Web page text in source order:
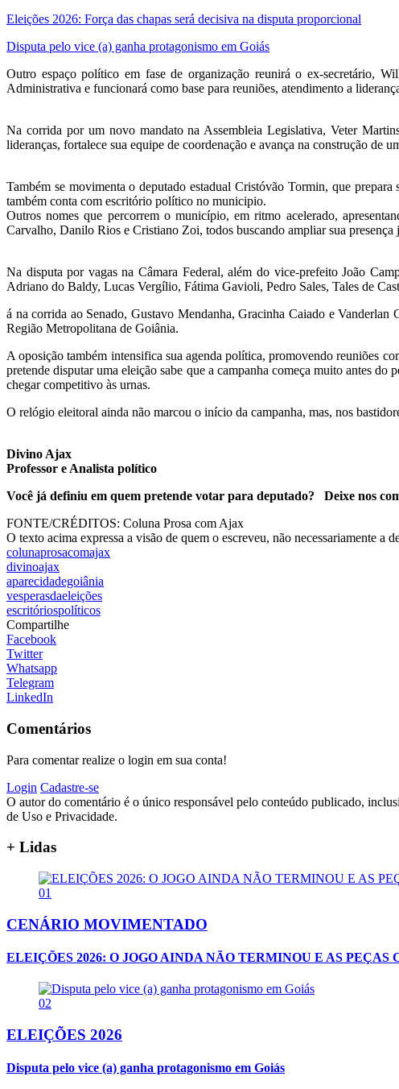
Eleições 2026: Força das chapas será decisiva na disputa proporcional
Disputa pelo vice (a) ganha protagonismo em Goiás
Outro espaço político em fase de organização reunirá o ex-secretário,
Administrativa e funcionará como base para reuniões, atendimento a
Na corrida por um novo mandato na Assembleia Legislativa, Veter
lideranças, fortalece sua equipe de coordenação e avança na construção de
Também se movimenta o deputado estadual Cristóvão Tormin, que
também conta com escritório político no municipio.
Outros nomes que percorrem o município, em ritmo acelerado,
Carvalho, Danilo Rios e Cristiano Zoi, todos buscando ampliar sua presença
Na disputa por vagas na Câmara Federal, além do vice-prefeito João
Adriano do Baldy, Lucas Vergílio, Fátima Gavioli, Pedro Sales, Tales de
á na corrida ao Senado, Gustavo Mendanha, Gracinha Caiado e Vanderlan
Região Metropolitana de Goiânia.
A oposição também intensifica sua agenda política, promovendo reuniões
pretende disputar uma eleição sabe que a campanha começa muito antes
chegar competitivo às urnas.
O relógio eleitoral ainda não marcou o início da campanha, mas, nos
Divino Ajax
Professor e Analista político
Você já definiu em quem pretende votar para deputado? Deixe nos
FONTE/CRÉDITOS: Coluna Prosa com Ajax
O texto acima expressa a visão de quem o escreveu, não necessariamente a
colunaprosacomajax
divinoajax
aparecidadegoiânia
vesperasdaeleições
escritóriospolíticos
Compartilhe
Facebook
Twitter
Whatsapp
Telegram
LinkedIn
Comentários
Para comentar realize o login em sua conta!
Login Cadastre-se
O autor do comentário é o único responsável pelo conteúdo publicado,
de Uso e Privacidade.
+ Lidas
01
CENÁRIO MOVIMENTADO
ELEIÇÕES 2026: O JOGO AINDA NÃO TERMINOU E AS
02
ELEIÇÕES 2026
Disputa pelo vice (a) ganha protagonismo em Goiás